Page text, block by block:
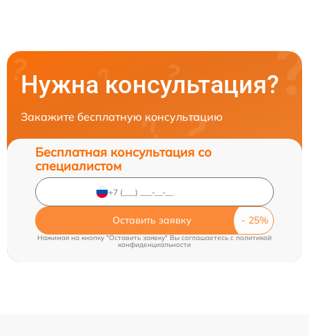
Нужна консультация?
Закажите бесплатную консультацию
Бесплатная консультация со
специалистом
Оставить заявку
Нажимая на кнопку "Оставить заявку" Вы соглашаетесь c политикой
конфиденциальности